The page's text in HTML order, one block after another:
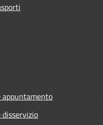
appuntamento
disservizio